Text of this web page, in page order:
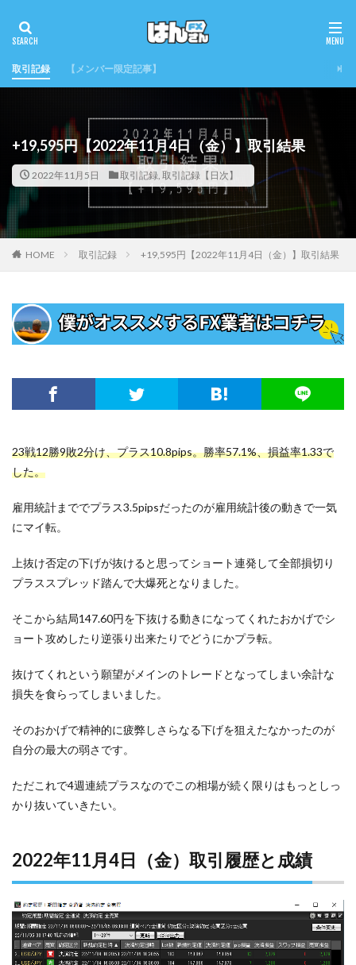
取引記録 【メンバー限定記事】
+19,595円【2022年11月4日（金）】取引結果
2022年11月5日 取引記録, 取引記録【日次】
HOME 取引記録 +19,595円【2022年11月4日（金）】取引結果
23戦12勝9敗2分け、プラス10.8pips。勝率57.1%、損益率1.33で
した。
雇用統計まででプラス3.5pipsだったのが雇用統計後の動きで一気
にマイ転。
上抜け否定の下げが抜けると思ってショート連発して全部損切り
プラススプレッド踏んで大爆死となりました。
そこから結局147.60円を下抜ける動きになってくれたおかげでシ
ョート攻めしたり逆張り出来たりでどうにかプラ転。
抜けてくれという願望がメインのトレードとなってしまい余計な
損失を食らってしまいました。
そのおかげで精神的に疲弊しさらなる下げを狙えたなかったのが
自分の最大の弱さです。
ただこれで4週連続プラスなのでこの相場が続く限りはもっとしっ
かり抜いていきたい。
2022年11月4日（金）取引履歴と成績